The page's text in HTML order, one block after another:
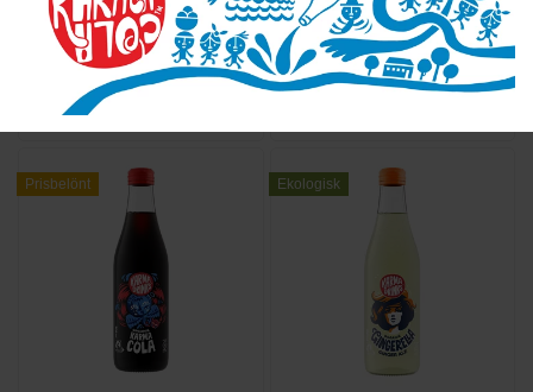
Karma Drinks
Razza raspberry soda – 30cl
Lägg till
Karma Drinks
Sockerfri Karma cola – 30cl
(24st)
Prisbelönt Ekologisk